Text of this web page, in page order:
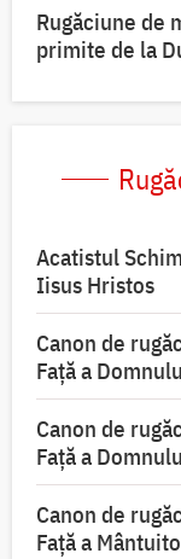
Rugăciune de
primite de la
Acatistul
Iisus Hristos
Canon de
Faţă a
Canon de
Faţă a
Canon de
Față a